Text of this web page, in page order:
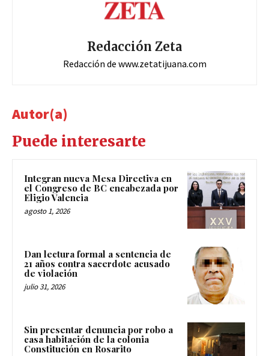
Redacción Zeta
Redacción de www.zetatijuana.com
Autor(a)
Puede interesarte
Integran nueva Mesa Directiva en
el Congreso de BC encabezada por
Eligio Valencia
agosto 1, 2026
Dan lectura formal a sentencia de
21 años contra sacerdote acusado
de violación
julio 31, 2026
Sin presentar denuncia por robo a
casa habitación de la colonia
Constitución en Rosarito